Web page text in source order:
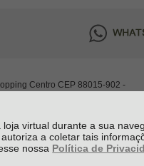
virtual durante a sua
a coletar tais
nossa Política de
Centro CEP 88015-902 -